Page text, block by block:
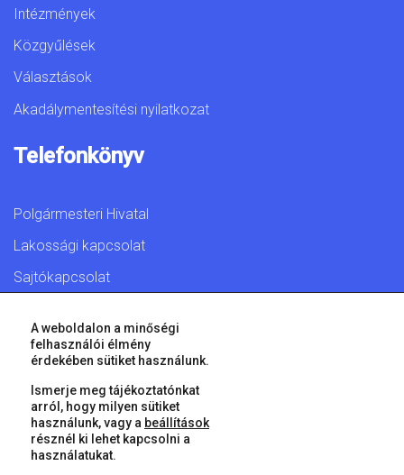
Intézmények
Közgyűlések
Választások
Akadálymentesítési nyilatkozat
Telefonkönyv
Polgármesteri Hivatal
Lakossági kapcsolat
Sajtókapcsolat
© 2026 Győr Megyei Jogú Város • Minden jog fenntartva!
A weboldalon a minőségi
felhasználói élmény
érdekében sütiket használunk.
Ismerje meg tájékoztatónkat
arról, hogy milyen sütiket
használunk, vagy a beállítások
résznél ki lehet kapcsolni a
használatukat.